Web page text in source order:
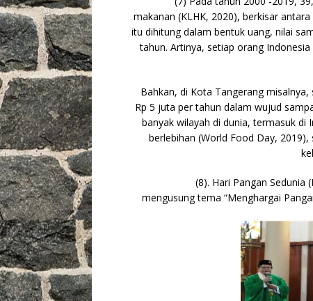
makanan (KLHK, 2020), berkisar
itu dihitung dalam bentuk uang, nilai
tahun. Artinya, setiap orang
Bahkan, di Kota Tangerang
Rp 5 juta per tahun dalam wujud
banyak wilayah di dunia, termasuk di
berlebihan (World Food Day,
(8). Hari Pangan Sedunia
mengusung tema “Menghargai